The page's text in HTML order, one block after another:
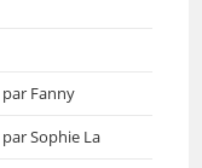
Fanny
Sophie La